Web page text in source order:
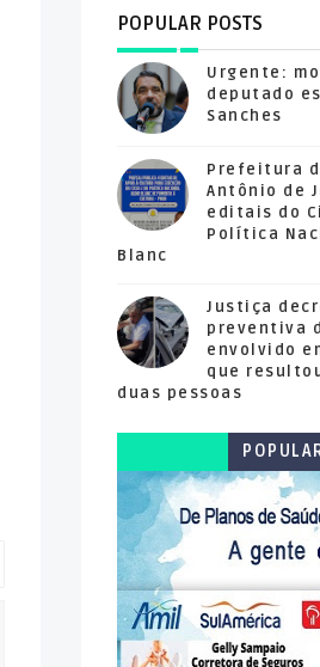
POPULAR POSTS
Urgente:
deputado
Sanches
Prefeitura
Antônio de
editais do
Política
Blanc
Justiça
preventiva
envolvido
que
duas pessoas